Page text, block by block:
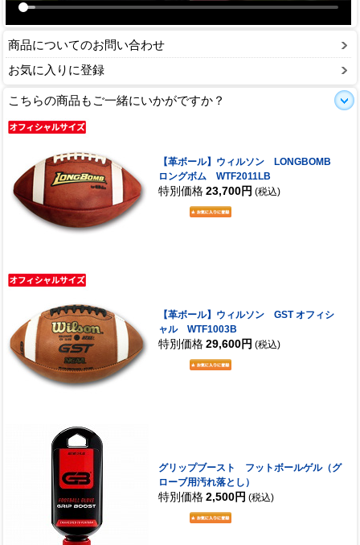
商品についてのお問い合わせ
お気に入りに登録
こちらの商品もご一緒にいかがですか？
【革ボール】ウィルソン LONGBOMB
ロングボム WTF2011LB
特別価格 23,700円 (税込)
【革ボール】ウィルソン GST オフィシ
ャル WTF1003B
特別価格 29,600円 (税込)
グリップブースト フットボールゲル（グ
ローブ用汚れ落とし）
特別価格 2,500円 (税込)